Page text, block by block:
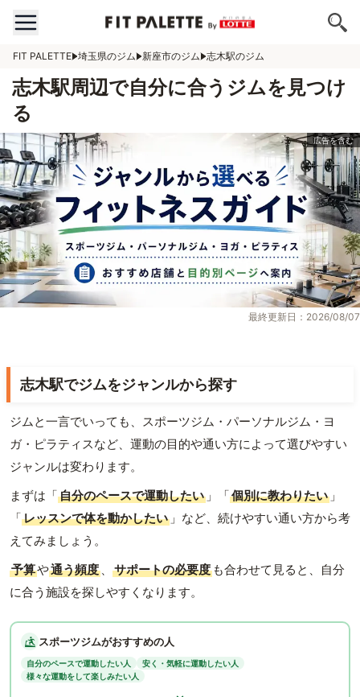
FIT PALETTE 埼玉県のジム 新座市のジム 志木駅のジム
志木駅周辺で自分に合うジムを見つけ
る
最終更新日：2026/08/07
志木駅でジムをジャンルから探す
ジムと一言でいっても、スポーツジム・パーソナルジム・ヨ
ガ・ピラティスなど、運動の目的や通い方によって選びやすい
ジャンルは変わります。
まずは「自分のペースで運動したい 」「個別に教わりたい 」
「レッスンで体を動かしたい 」など、続けやすい通い方から考
えてみましょう。
予算や通う頻度 、 サポートの必要度 も合わせて見ると、自分
に合う施設を探しやすくなります。
スポーツジムがおすすめの人
自分のペースで運動したい人
安く・気軽に運動したい人
様々な運動をして楽しみたい人